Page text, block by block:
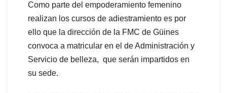
Como parte del empoderamiento femenino
realizan los cursos de adiestramiento es por
ello que la dirección de la FMC de Güines
convoca a matricular en el de Administración y
Servicio de belleza, que serán impartidos en
su sede.